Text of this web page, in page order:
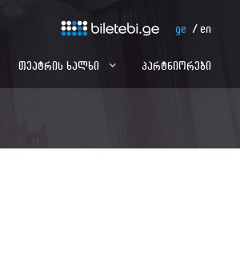
ge en
თეატრის ხალხი პარტნიორები